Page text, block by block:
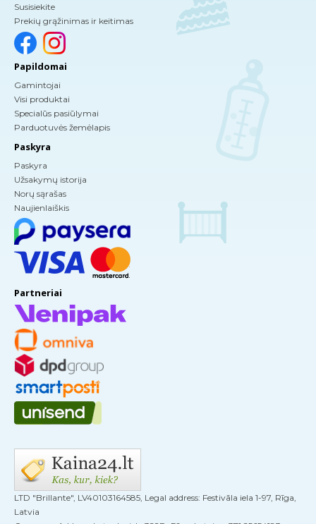
Susisiekite
Prekių grąžinimas ir keitimas
Papildomai
Gamintojai
Visi produktai
Specialūs pasiūlymai
Parduotuvės žemėlapis
Paskyra
Paskyra
Užsakymų istorija
Norų sąrašas
Naujienlaiškis
Partneriai
LTD "Brillante", LV40103164585, Legal address: Festivāla iela 1-97, Rīga,
Latvia